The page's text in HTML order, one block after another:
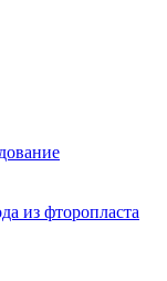
из фторопласта